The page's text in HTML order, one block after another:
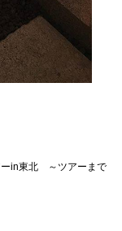
ーin東北 ～ツアーまで